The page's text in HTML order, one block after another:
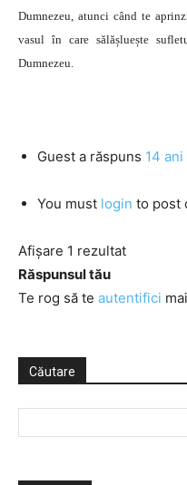
Dumnezeu, atunci când te
vasul în care sălășluește
Dumnezeu.
Guest a răspuns 14 ani
You must login to post
Afișare 1 rezultat
Răspunsul tău
Te rog să te autentifici
Căutare